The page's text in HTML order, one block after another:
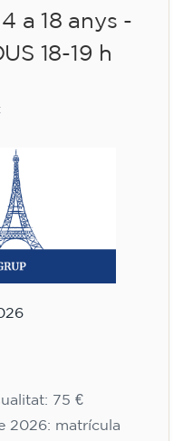
a 18 anys -
18-19 h
75 €
2026: matrícula